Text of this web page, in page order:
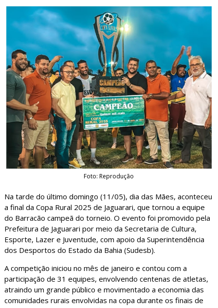
Foto: Reprodução
Na tarde do último domingo (11/05), dia das Mães, aconteceu
a final da Copa Rural 2025 de Jaguarari, que tornou a equipe
do Barracão campeã do torneio. O evento foi promovido pela
Prefeitura de Jaguarari por meio da Secretaria de Cultura,
Esporte, Lazer e Juventude, com apoio da Superintendência
dos Desportos do Estado da Bahia (Sudesb).
A competição iniciou no mês de janeiro e contou com a
participação de 31 equipes, envolvendo centenas de atletas,
atraindo um grande público e movimentado a economia das
comunidades rurais envolvidas na copa durante os finais de